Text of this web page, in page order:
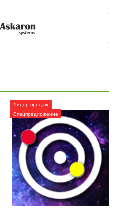
Лидер продаж
Спецпредложение